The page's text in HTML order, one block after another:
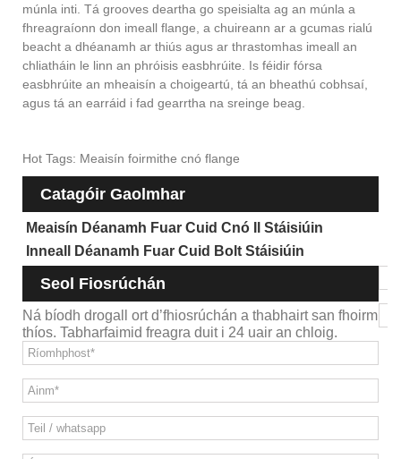
múnla inti. Tá grooves deartha go speisialta ag an múnla a
fhreagraíonn don imeall flange, a chuireann ar a gcumas rialú
beacht a dhéanamh ar thiús agus ar thrastomhas imeall an
chliatháin le linn an phróisis easbhrúite. Is féidir fórsa
easbhrúite an mheaisín a choigeartú, tá an bheathú cobhsaí,
agus tá an earráid i fad gearrtha na sreinge beag.
Hot Tags: Meaisín foirmithe cnó flange
Catagóir Gaolmhar
Meaisín Déanamh Fuar Cuid Cnó Il Stáisiúin
Inneall Déanamh Fuar Cuid Bolt Stáisiúin
Seol Fiosrúchán
Ná bíodh drogall ort d’fhiosrúchán a thabhairt san fhoirm
thíos. Tabharfaimid freagra duit i 24 uair an chloig.